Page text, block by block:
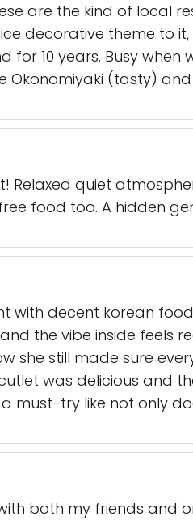
are the kind of
decorative theme to
for 10 years. Busy
(tasty) and
Relaxed quiet
food too. A hidden
with decent korean food
the vibe inside feels
she still made sure
was delicious and
must-try like not only
both my friends and